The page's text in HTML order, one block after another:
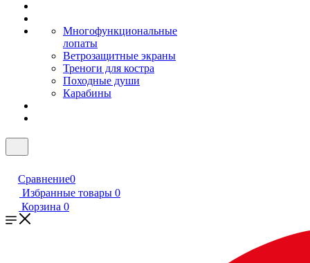
Многофункциональные
лопаты
Ветрозащитные экраны
Треноги для костра
Походные души
Карабины
Сравнение0
Избранные товары 0
Корзина 0